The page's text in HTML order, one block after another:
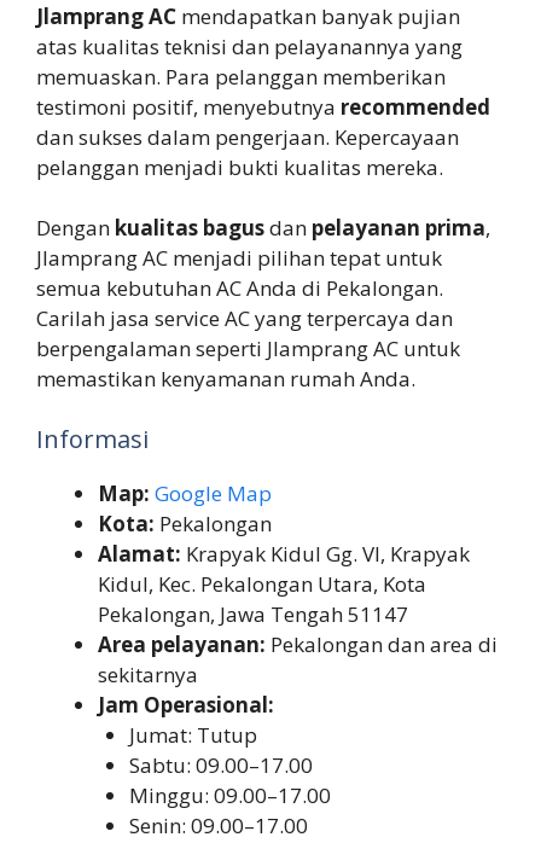
Jlamprang AC mendapatkan banyak pujian
atas kualitas teknisi dan pelayanannya yang
memuaskan. Para pelanggan memberikan
testimoni positif, menyebutnya recommended
dan sukses dalam pengerjaan. Kepercayaan
pelanggan menjadi bukti kualitas mereka.
Dengan kualitas bagusdan pelayanan prima,
Jlamprang AC menjadi pilihan tepat untuk
semua kebutuhan AC Anda di Pekalongan.
Carilah jasa service AC yang terpercaya dan
berpengalaman seperti Jlamprang AC untuk
memastikan kenyamanan rumah Anda.
Informasi
Map: Google Map
Kota: Pekalongan
Alamat: Krapyak Kidul Gg. VI, Krapyak
Kidul, Kec. Pekalongan Utara, Kota
Pekalongan, Jawa Tengah 51147
Area pelayanan: Pekalongan dan area di
sekitarnya
Jam Operasional:
Jumat: Tutup
Sabtu: 09.00–17.00
Minggu: 09.00–17.00
Senin: 09.00–17.00